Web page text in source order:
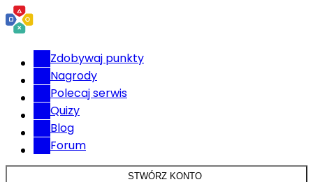
Zdobywaj punkty
Nagrody
Polecaj serwis
Quizy
Blog
Forum
STWÓRZ KONTO